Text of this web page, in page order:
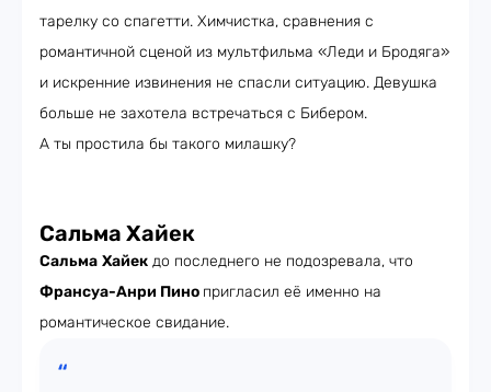
тарелку со спагетти. Химчистка, сравнения с
романтичной сценой из мультфильма «Леди и Бродяга»
и искренние извинения не спасли ситуацию. Девушка
больше не захотела встречаться с Бибером.
А ты простила бы такого милашку?
Сальма Хайек
Сальма Хайек до последнего не подозревала, что
Франсуа-Анри Пино пригласил её именно на
романтическое свидание.